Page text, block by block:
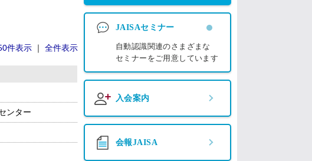
件表示 ｜ 全件表示
ンター
JAISAセミナー
自動認識関連のさまざまな
セミナーをご用意しています
入会案内
会報JAISA